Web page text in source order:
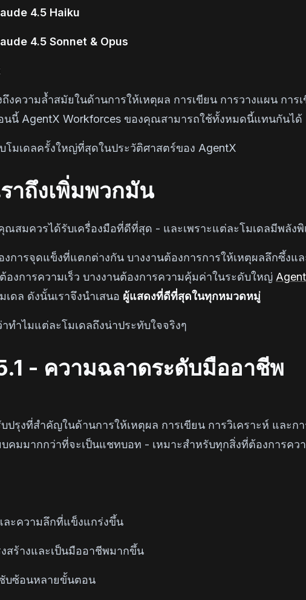
4.5 Haiku
4.5 Sonnet & Opus
งความล้ำสมัยในด้านการให้เหตุผล การเขียน การวางแผน การ
นนี้ AgentX Workforces ของคุณสามารถใช้ทั้งหมดนี้แทนกันได้
โมเดลครั้งใหญ่ที่สุดในประวัติศาสตร์ของ AgentX
าถึงเพิ่มพวกมัน
ณสมควรได้รับเครื่องมือที่ดีที่สุด - และเพราะแต่ละโมเดลมีพลัง
งการจุดแข็งที่แตกต่างกัน บางงานต้องการการให้เหตุผลลึกซึ้งแ
องการความเร็ว บางงานต้องการความคุ้มค่าในระดับใหญ่
ดล ดังนั้นเราจึงนำเสนอ ผู้แสดงที่ดีที่สุดในทุกหมวดหมู่
ทำไมแต่ละโมเดลถึงน่าประทับใจจริงๆ
- ความฉลาดระดับมืออาชีพ
บปรุงที่สำคัญในด้านการให้เหตุผล การเขียน การวิเคราะห์ และ
บคมมากกว่าที่จะเป็นแชทบอท - เหมาะสำหรับทุกสิ่งที่ต้องการค
ละความลึกที่แข็งแกร่งขึ้น
สร้างและเป็นมืออาชีพมากขึ้น
บซ้อนหลายขั้นตอน